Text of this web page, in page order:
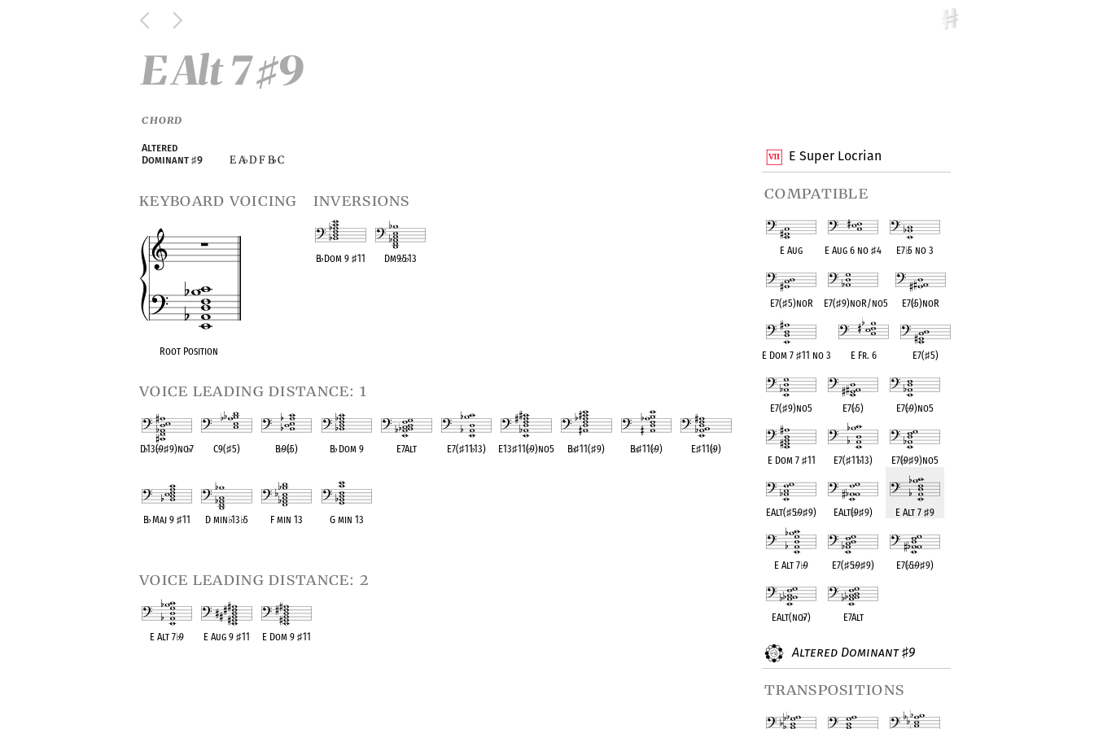
E Super Locrian
compatible
E Aug E Aug 6 no♯4 E7♭5 no 3
E7(♯5)noR E7(♯9)noR/no5 E7(♭5)noR
E Dom 7 ♯11 no 3 E Fr. 6 E7(♯5)
E7(♯9)no5 E7(♭5) E7(♭9)no5
E Dom 7 ♯11 E7(♯11♭13) E7(♭9♯9)no5
EAlt(♯5♭9♯9) EAlt(♭9♯9) E Alt 7♯9
E Alt 7♭9 E7(♯5♭9♯9) E7(♭5♭9♯9)
EAlt(no♭7) E7Alt
Altered Dominant♯9
transpositions
E Alt 7♯9
CHORD
Altered
Dominant♯9 E A♭D F B♭C
keyboard voicing
Root Position
inversions
B♭Dom 9♯11 Dm9♭5♭13
voice leading distance: 1
D♭13(♭9♯9)no♭7 C9(♯5) B♭9(♭5) B♭Dom 9 E7Alt E7(♯11♭13) E13♯11(♭9)no5 B♭♯11(♯9) B♭♯11(♭9) E♯11(♭9)
B♭Maj 9 ♯11 D min♭13♭5 F min 13 G min 13
voice leading distance: 2
E Alt 7♭9 E Aug 9 ♯11 E Dom 9♯11